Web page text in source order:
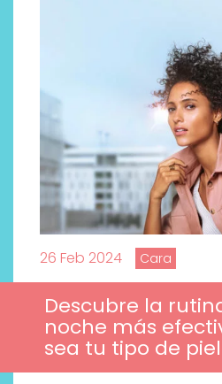
26 Feb 2024 Cara
Descubre la
noche más
sea tu tipo de piel